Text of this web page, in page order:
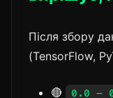
Після збору
(TensorFlow,
🔴 0.0 –